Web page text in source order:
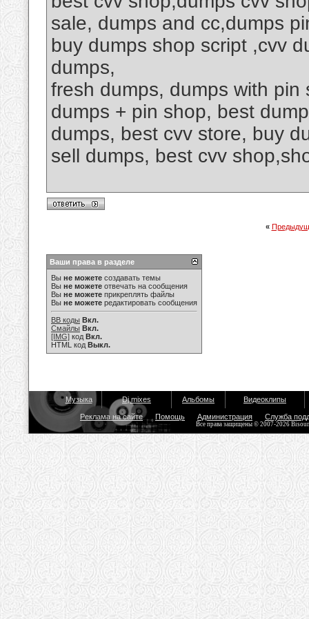
sale, dumps and cc,dumps
buy dumps shop script ,cvv
dumps,
fresh dumps, dumps with
dumps + pin shop, best
dumps, best cvv store, buy
sell dumps, best cvv
«
Ваши права в разделе
Вы не можете создавать темы
Вы не можете отвечать на сообщения
Вы не можете прикреплять файлы
Вы не можете редактировать сообщения
BB коды Вкл.
Смайлы Вкл.
[IMG] код Вкл.
HTML код Выкл.
Музыка Dj mixes Альбомы Видеоклипы
Реклама на сайте Помощь Администрация Служба
Все права защищены © 2007-2026